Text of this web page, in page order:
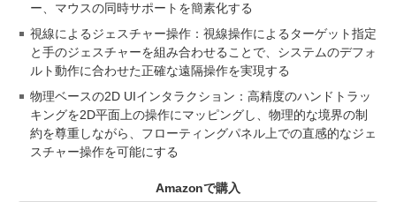
ー、マウスの同時サポートを簡素化する
視線によるジェスチャー操作：視線操作によるターゲット指定
と手のジェスチャーを組み合わせることで、システムのデフォ
ルト動作に合わせた正確な遠隔操作を実現する
物理ベースの2D UIインタラクション：高精度のハンドトラッ
キングを2D平面上の操作にマッピングし、物理的な境界の制
約を尊重しながら、フローティングパネル上での直感的なジェ
スチャー操作を可能にする
Amazonで購入